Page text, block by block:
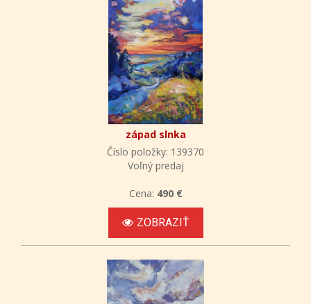
západ slnka
Číslo položky: 139370
Voľný predaj
Cena: 490 €
ZOBRAZIŤ